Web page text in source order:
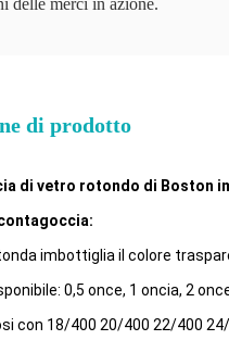
delle merci in azione.
di prodotto
di vetro rotondo di Boston
imbottiglia il colore
0,5 once, 1 oncia, 2
con 18/400 20/400 22/400